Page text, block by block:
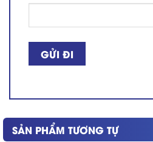
SẢN PHẨM TƯƠNG TỰ